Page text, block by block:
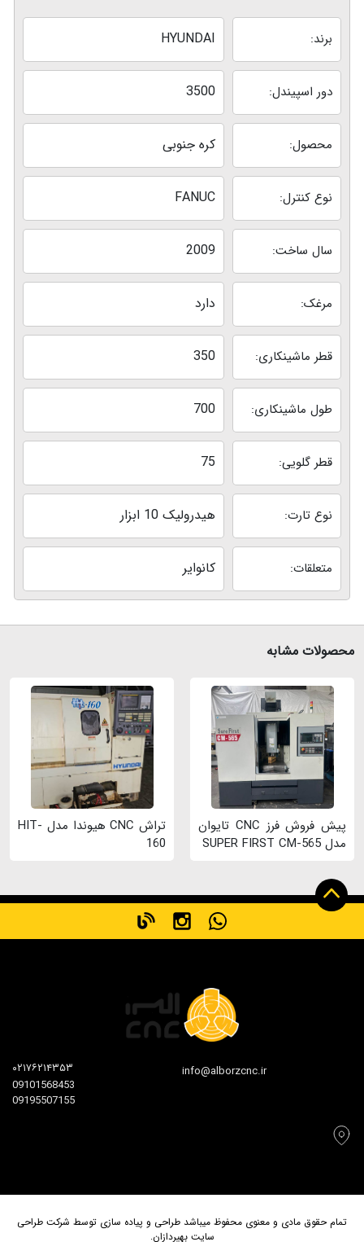
برند: HYUNDAI
دور اسپیندل: 3500
محصول: کره جنوبی
نوع کنترل: FANUC
سال ساخت: 2009
مرغک: دارد
قطر ماشینکاری: 350
طول ماشینکاری: 700
قطر گلویی: 75
نوع تارت: هیدرولیک 10 ابزار
متعلقات: کانوایر
محصولات مشابه
پیش فروش فرز CNC تایوان
مدل SUPER FIRST CM-565
تراش CNC هیوندا مدل HIT-
160
۰۲۱۷۶۲۱۴۳۵۳
09101568453
09195507155
info@alborzcnc.ir
تمام حقوق مادی و معنوی محفوظ میباشد طراحی و پیاده سازی توسط شرکت طراحی
سایت بهپردازان.